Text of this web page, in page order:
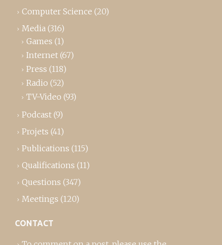
Computer Science (20)
Media (316)
Games (1)
Internet (67)
Press (118)
Radio (52)
TV-Video (93)
Podcast (9)
Projets (41)
Publications (115)
Qualifications (11)
Questions (347)
Meetings (120)
CONTACT